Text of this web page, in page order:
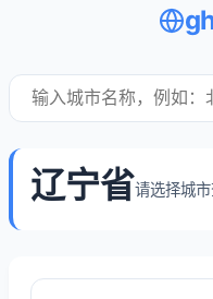
辽宁省请选择城